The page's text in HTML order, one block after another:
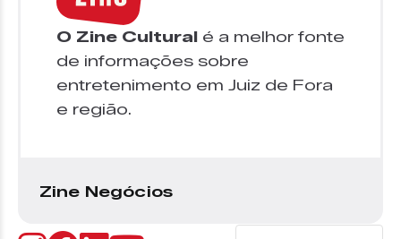
O Zine Cultural é a melhor fonte
de informações sobre
entretenimento em Juiz de Fora
e região.
Zine Negócios